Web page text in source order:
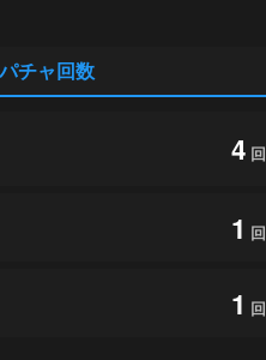
チャ回数
4 回
1 回
1 回